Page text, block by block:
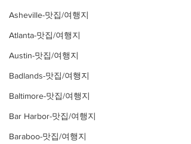
Asheville-맛집/여행지
Atlanta-맛집/여행지
Austin-맛집/여행지
Badlands-맛집/여행지
Baltimore-맛집/여행지
Bar Harbor-맛집/여행지
Baraboo-맛집/여행지